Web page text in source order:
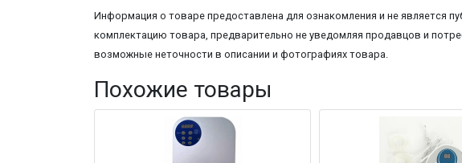
Информация о товаре предоставлена для ознакомления и не является
комплектацию товара, предварительно не уведомляя продавцов и
возможные неточности в описании и фотографиях товара.
Похожие товары